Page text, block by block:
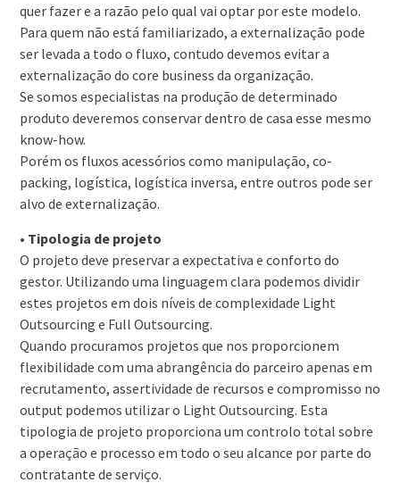
quer fazer e a razão pelo qual vai optar por este modelo.
Para quem não está familiarizado, a externalização pode
ser levada a todo o fluxo, contudo devemos evitar a
externalização do core business da organização.
Se somos especialistas na produção de determinado
produto deveremos conservar dentro de casa esse mesmo
know-how.
Porém os fluxos acessórios como manipulação, co-
packing, logística, logística inversa, entre outros pode ser
alvo de externalização.
• Tipologia de projeto
O projeto deve preservar a expectativa e conforto do
gestor. Utilizando uma linguagem clara podemos dividir
estes projetos em dois níveis de complexidade Light
Outsourcing e Full Outsourcing.
Quando procuramos projetos que nos proporcionem
flexibilidade com uma abrangência do parceiro apenas em
recrutamento, assertividade de recursos e compromisso no
output podemos utilizar o Light Outsourcing. Esta
tipologia de projeto proporciona um controlo total sobre
a operação e processo em todo o seu alcance por parte do
contratante de serviço.